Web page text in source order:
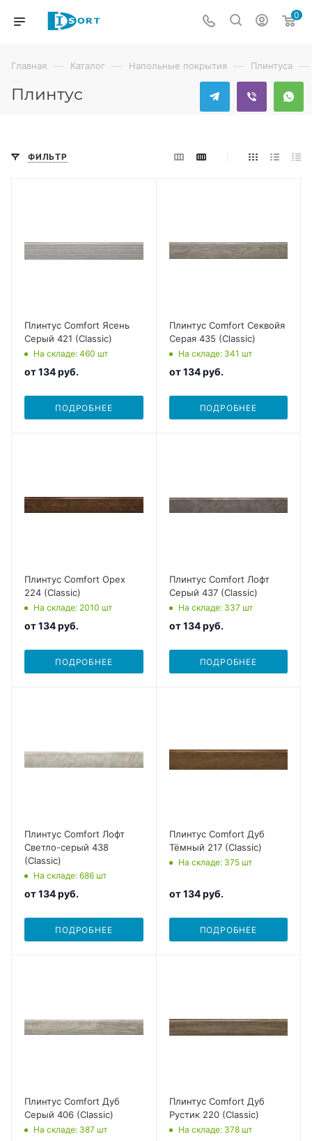
0
Главная — Каталог — Напольные покрытия — Плинтуса —
Плинтус
ФИЛЬТР
Плинтус Comfort Ясень
Серый 421 (Classic)
На складе: 460 шт
от134 руб.
ПОДРОБНЕЕ
Плинтус Comfort Секвойя
Серая 435 (Classic)
На складе: 341 шт
от134 руб.
ПОДРОБНЕЕ
Плинтус Comfort Орех
224 (Classic)
На складе: 2010 шт
от134 руб.
ПОДРОБНЕЕ
Плинтус Comfort Лофт
Серый 437 (Classic)
На складе: 337 шт
от134 руб.
ПОДРОБНЕЕ
Плинтус Comfort Лофт
Светло-серый 438
(Classic)
На складе: 686 шт
от134 руб.
ПОДРОБНЕЕ
Плинтус Comfort Дуб
Тёмный 217 (Classic)
На складе: 375 шт
от134 руб.
ПОДРОБНЕЕ
Плинтус Comfort Дуб
Серый 406 (Classic)
На складе: 387 шт
Плинтус Comfort Дуб
Рустик 220 (Classic)
На складе: 378 шт